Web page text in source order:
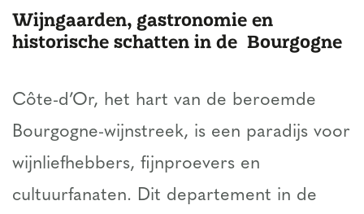
Wijngaarden, gastronomie en
historische schatten in de Bourgogne
Côte-d’Or, het hart van de beroemde
Bourgogne-wijnstreek, is een paradijs voor
wijnliefhebbers, fijnproevers en
cultuurfanaten. Dit departement in de